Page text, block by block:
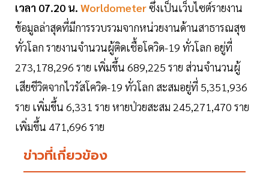
เวลา 07.20 น. Worldometerซึ่งเป็นเว็บไซต์รายงาน
ข้อมูลล่าสุดที่มีการรวบรวมจากหน่วยงานด้านสาธารณสุข
ทั่วโลก รายงานจำนวนผู้ติดเชื้อโควิด-19 ทั่วโลก อยู่ที่
273,178,296 ราย เพิ่มขึ้น 689,225 ราย ส่วนจำนวนผู้
เสียชีวิตจากไวรัสโควิด-19 ทั่วโลก สะสมอยู่ที่ 5,351,936
ราย เพิ่มขึ้น 6,331 ราย หายป่วยสะสม 245,271,470 ราย
เพิ่มขึ้น 471,696 ราย
ข่าวที่เกี่ยวข้อง